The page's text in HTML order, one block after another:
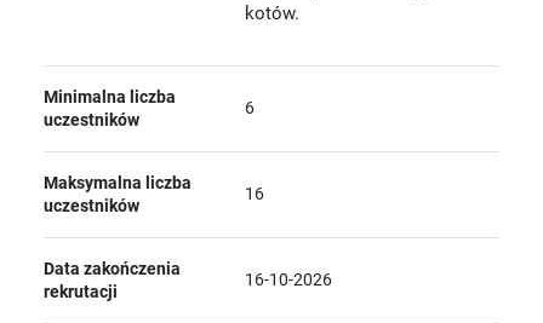
kotów.
Minimalna liczba
uczestników
6
Maksymalna liczba
uczestników
16
Data zakończenia
rekrutacji
16-10-2026